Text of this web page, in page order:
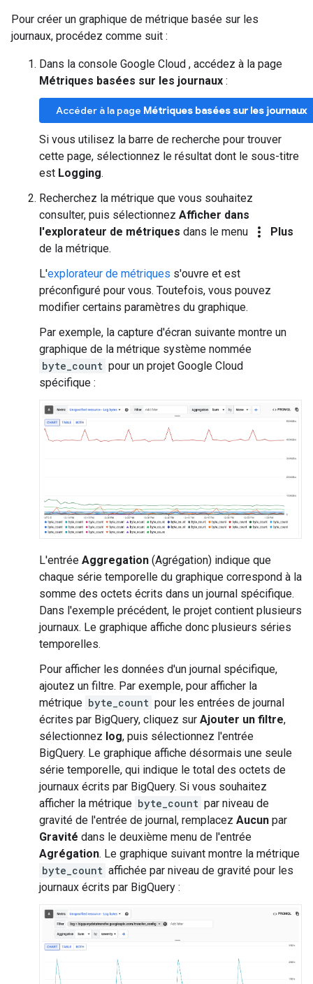
Pour créer un graphique de métrique basée sur les
journaux, procédez comme suit :
Dans la console Google Cloud , accédez à la page
Métriques basées sur les journaux :
Accéder à la page Métriques basées sur les journaux
Si vous utilisez la barre de recherche pour trouver
cette page, sélectionnez le résultat dont le sous-titre
est Logging.
Recherchez la métrique que vous souhaitez
consulter, puis sélectionnez Afficher dans
l'explorateur de métriques dans le menu more_vert
Plus
de la métrique.
L'explorateur de métriques s'ouvre et est
préconfiguré pour vous. Toutefois, vous pouvez
modifier certains paramètres du graphique.
Par exemple, la capture d'écran suivante montre un
graphique de la métrique système nommée
byte_count pour un projet Google Cloud
spécifique :
L'entrée Aggregation (Agrégation) indique que
chaque série temporelle du graphique correspond à la
somme des octets écrits dans un journal spécifique.
Dans l'exemple précédent, le projet contient plusieurs
journaux. Le graphique affiche donc plusieurs séries
temporelles.
Pour afficher les données d'un journal spécifique,
ajoutez un filtre. Par exemple, pour afficher la
métrique byte_count pour les entrées de journal
écrites par BigQuery, cliquez sur Ajouter un filtre,
sélectionnez log, puis sélectionnez l'entrée
BigQuery. Le graphique affiche désormais une seule
série temporelle, qui indique le total des octets de
journaux écrits par BigQuery. Si vous souhaitez
afficher la métrique byte_count par niveau de
gravité de l'entrée de journal, remplacez Aucun par
Gravité dans le deuxième menu de l'entrée
Agrégation. Le graphique suivant montre la métrique
byte_count affichée par niveau de gravité pour les
journaux écrits par BigQuery :